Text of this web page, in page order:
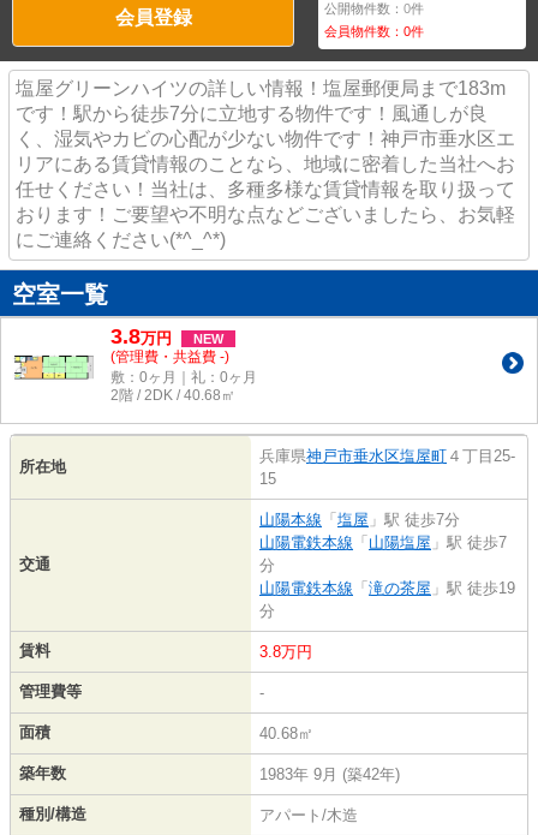
会員登録 公開物件数：0件
会員物件数：0件
塩屋グリーンハイツの詳しい情報！塩屋郵便局まで183m
です！駅から徒歩7分に立地する物件です！風通しが良
く、湿気やカビの心配が少ない物件です！神戸市垂水区エ
リアにある賃貸情報のことなら、地域に密着した当社へお
任せください！当社は、多種多様な賃貸情報を取り扱って
おります！ご要望や不明な点などございましたら、お気軽
にご連絡ください(*^_^*)
空室一覧
3.8万円 NEW
(管理費・共益費 -)
敷：0ヶ月｜礼：0ヶ月
2階 / 2DK / 40.68㎡
所在地
兵庫県神戸市垂水区塩屋町 ４丁目25-
15
交通
山陽本線 「 塩屋 」駅 徒歩7分
山陽電鉄本線 「 山陽塩屋 」駅 徒歩7
分
山陽電鉄本線 「 滝の茶屋 」駅 徒歩19
分
賃料 3.8万円
管理費等 -
面積 40.68㎡
築年数 1983年 9月 (築42年)
種別/構造 アパート/木造